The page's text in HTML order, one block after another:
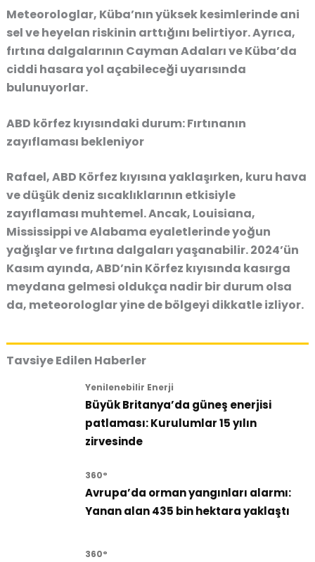
Meteorologlar, Küba’nın yüksek kesimlerinde ani
sel ve heyelan riskinin arttığını belirtiyor. Ayrıca,
fırtına dalgalarının Cayman Adaları ve Küba’da
ciddi hasara yol açabileceği uyarısında
bulunuyorlar.
ABD körfez kıyısındaki durum: Fırtınanın
zayıflaması bekleniyor
Rafael, ABD Körfez kıyısına yaklaşırken, kuru hava
ve düşük deniz sıcaklıklarının etkisiyle
zayıflaması muhtemel. Ancak, Louisiana,
Mississippi ve Alabama eyaletlerinde yoğun
yağışlar ve fırtına dalgaları yaşanabilir. 2024’ün
Kasım ayında, ABD’nin Körfez kıyısında kasırga
meydana gelmesi oldukça nadir bir durum olsa
da, meteorologlar yine de bölgeyi dikkatle izliyor.
Tavsiye Edilen Haberler
Yenilenebilir Enerji
Büyük Britanya’da güneş enerjisi
patlaması: Kurulumlar 15 yılın
zirvesinde
360°
Avrupa’da orman yangınları alarmı:
Yanan alan 435 bin hektara yaklaştı
360°